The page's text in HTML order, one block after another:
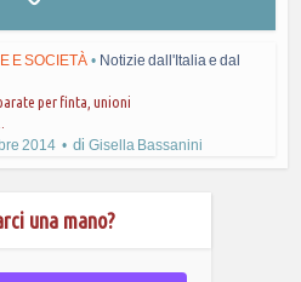
E SOCIETÀ • Notizie dall'Italia e dal
per finta, unioni
2014
diGisella Bassanini
una mano?